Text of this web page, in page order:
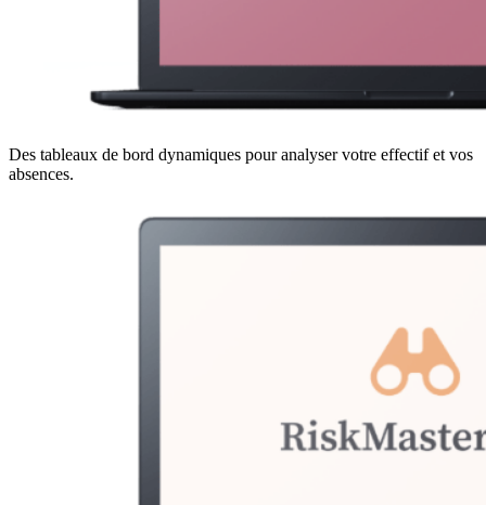
Des tableaux de bord dynamiques pour analyser votre effectif et vos
absences.